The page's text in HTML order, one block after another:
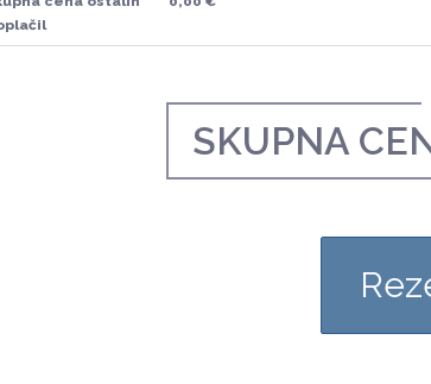
SKUPNA